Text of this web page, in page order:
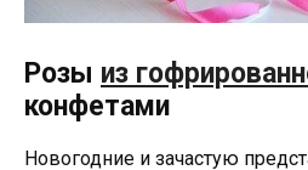
Розы из
конфетами
Новогодние и зачастую